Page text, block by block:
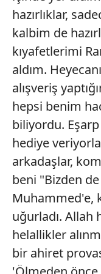
hazırlıklar,
kalbim de
kıyafetlerimi
aldım.
alışveriş
hepsi benim
biliyordu.
hediye
arkadaşlar,
beni "Bizden
Muhammed'e,
uğurladı. Allah
helallikler
bir ahiret